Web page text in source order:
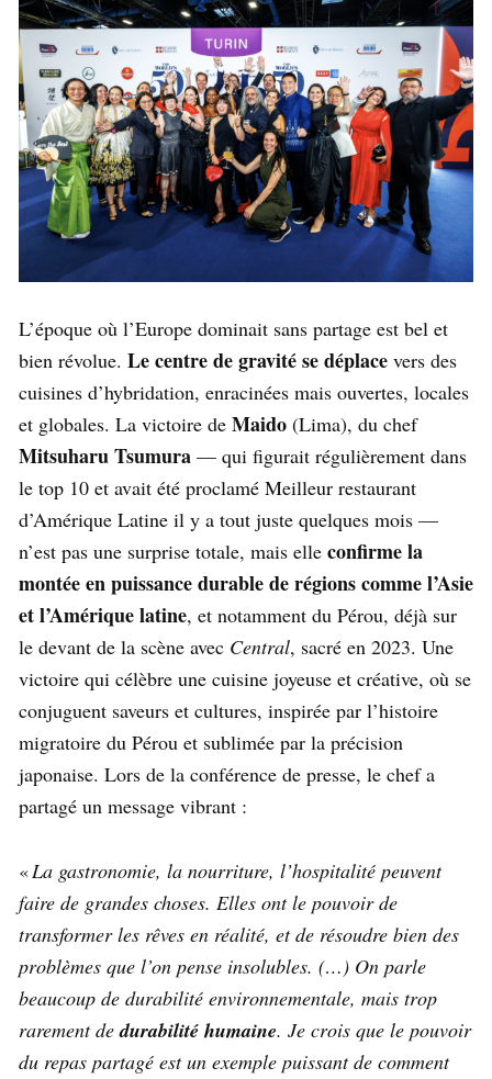
L’époque où l’Europe dominait sans partage est bel et
bien révolue. Le centre de gravité se déplace vers des
cuisines d’hybridation, enracinées mais ouvertes, locales
et globales. La victoire de Maido (Lima), du chef
Mitsuharu Tsumura — qui figurait régulièrement dans
le top 10 et avait été proclamé Meilleur restaurant
d’Amérique Latine il y a tout juste quelques mois —
n’est pas une surprise totale, mais elle confirme la
montée en puissance durable de régions comme l’Asie
et l’Amérique latine, et notamment du Pérou, déjà sur
le devant de la scène avec Central, sacré en 2023. Une
victoire qui célèbre une cuisine joyeuse et créative, où se
conjuguent saveurs et cultures, inspirée par l’histoire
migratoire du Pérou et sublimée par la précision
japonaise. Lors de la conférence de presse, le chef a
partagé un message vibrant :
«La gastronomie, la nourriture, l’hospitalité peuvent
faire de grandes choses. Elles ont le pouvoir de
transformer les rêves en réalité, et de résoudre bien des
problèmes que l’on pense insolubles. (…) On parle
beaucoup de durabilité environnementale, mais trop
rarement dedurabilité humaine. Je crois que le pouvoir
du repas partagé est un exemple puissant de comment